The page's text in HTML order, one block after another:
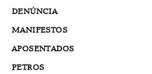
DENÚNCIA
MANIFESTOS
APOSENTADOS
PETROS